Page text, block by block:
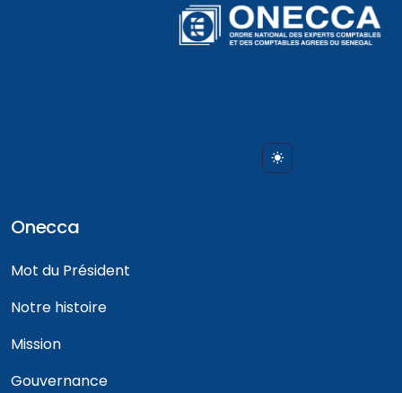
Onecca
Mot du Président
Notre histoire
Mission
Gouvernance